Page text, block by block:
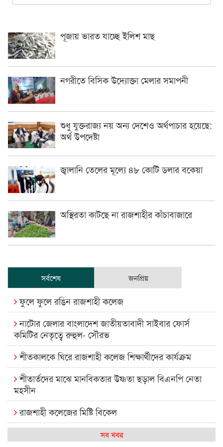
পূজায় ভারত যাচ্ছে ইলিশ মাছ
নগরীতে বিসিক উদ্যোক্তা মেলার সমাপনী
শুধু যুক্তরাজ্য নয় অন্য দেশেও অর্থপাচার হয়েছে:
অর্থ উপদেষ্টা
জ্বালানি তেলের মূল্যে ৪৮ কোটি ডলার বকেয়া
অস্থিরতা কাটছে না রাজশাহীর কাঁচাবাজারে
সর্বশেষ জনপ্রিয়
ফুলে ফুলে রঙিন রাজশাহী কলেজ
নাটোর জেলার বাংলাদেশ জাতীয়তাবাদী সাইবার ফোর্স
কমিটির নেতৃত্বে রুহুল- সৌরভ
শীতকালকে ঘিরে রাজশাহী কলেজ শিক্ষার্থীদের কার্যক্রম
শীতার্তদের মাঝে মানবিকতার উষ্ণতা ছড়াল বিএনপি নেতা
মহসীন
রাজশাহী কলেজের মিষ্টি বিকেল
কেমন আছে আমাদের দেশের মধ্যবিত্তরা
সব খবর